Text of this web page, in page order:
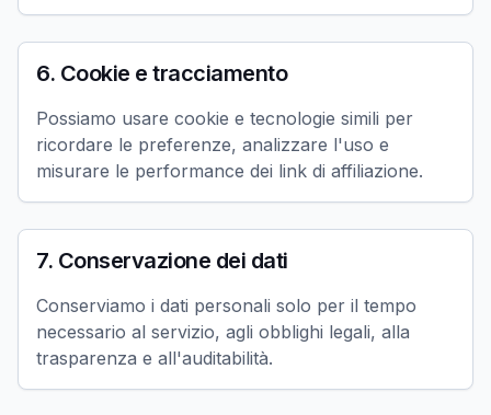
6. Cookie e tracciamento
Possiamo usare cookie e tecnologie simili per
ricordare le preferenze, analizzare l'uso e
misurare le performance dei link di affiliazione.
7. Conservazione dei dati
Conserviamo i dati personali solo per il tempo
necessario al servizio, agli obblighi legali, alla
trasparenza e all'auditabilità.